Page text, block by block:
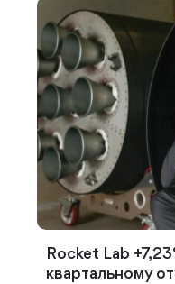
Rocket Lab
квартальному